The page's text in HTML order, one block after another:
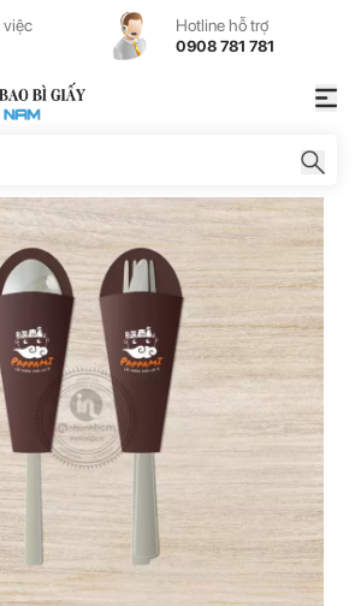
việc Hotline hỗ trợ
0908 781 781